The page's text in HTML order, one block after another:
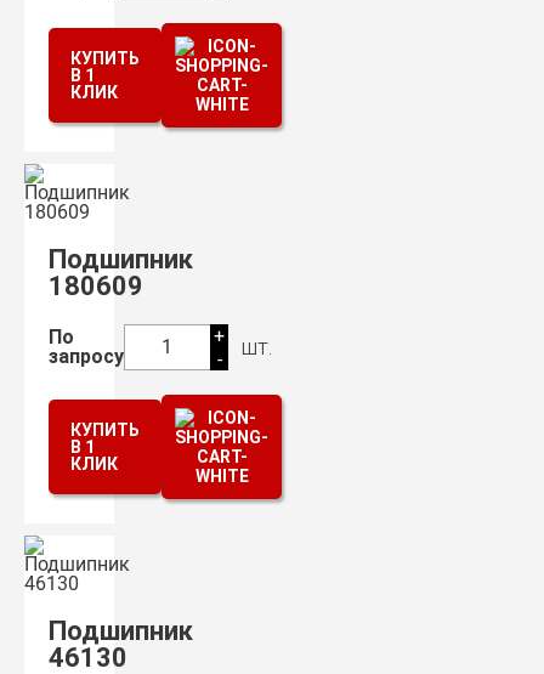
КУПИТЬ
В 1
КЛИК
Подшипник
180609
По
запросу
1
+
-
шт.
КУПИТЬ
В 1
КЛИК
Подшипник
46130